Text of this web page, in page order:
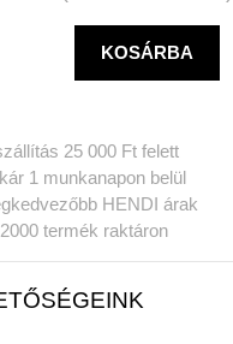
KOSÁRBA
25 000 Ft felett
1 munkanapon belül
HENDI árak
termék raktáron